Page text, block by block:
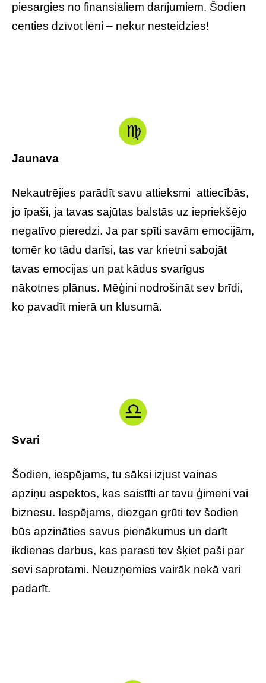
piesargies no finansiāliem darījumiem. Šodien
centies dzīvot lēni – nekur nesteidzies!
Jaunava
Nekautrējies parādīt savu attieksmi attiecībās,
jo īpaši, ja tavas sajūtas balstās uz iepriekšējo
negatīvo pieredzi. Ja par spīti savām emocijām,
tomēr ko tādu darīsi, tas var krietni sabojāt
tavas emocijas un pat kādus svarīgus
nākotnes plānus. Mēģini nodrošināt sev brīdi,
ko pavadīt mierā un klusumā.
Svari
Šodien, iespējams, tu sāksi izjust vainas
apziņu aspektos, kas saistīti ar tavu ģimeni vai
biznesu. Iespējams, diezgan grūti tev šodien
būs apzināties savus pienākumus un darīt
ikdienas darbus, kas parasti tev šķiet paši par
sevi saprotami. Neuzņemies vairāk nekā vari
padarīt.